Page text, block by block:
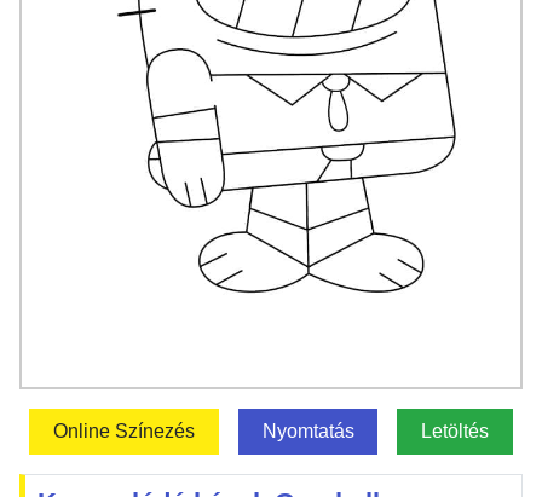
Online Színezés Nyomtatás Letöltés